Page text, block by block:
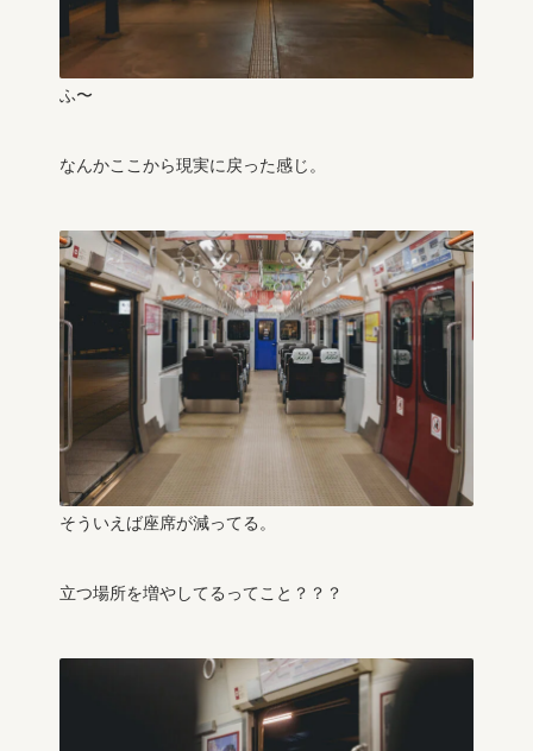
ふ〜
なんかここから現実に戻った感じ。
そういえば座席が減ってる。
立つ場所を増やしてるってこと？？？